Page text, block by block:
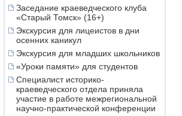
Заседание краеведческого клуба
«Старый Томск» (16+)
Экскурсия для лицеистов в дни
осенних каникул
Экскурсия для младших школьников
«Уроки памяти» для студентов
Специалист историко-
краеведческого отдела приняла
участие в работе межрегиональной
научно-практической конференции